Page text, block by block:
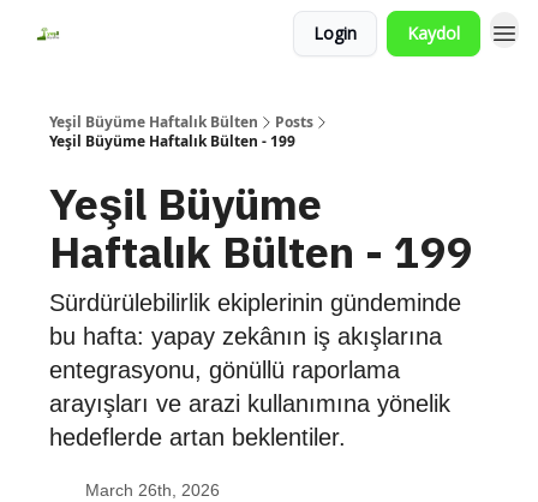
Login Kaydol
Yeşil Büyüme Haftalık Bülten
Posts
Yeşil Büyüme Haftalık Bülten - 199
Yeşil Büyüme
Haftalık Bülten - 199
Sürdürülebilirlik ekiplerinin gündeminde
bu hafta: yapay zekânın iş akışlarına
entegrasyonu, gönüllü raporlama
arayışları ve arazi kullanımına yönelik
hedeflerde artan beklentiler.
March 26th, 2026